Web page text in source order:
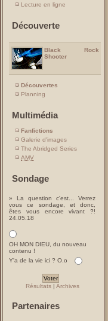
Lecture en ligne
Découverte
Black Rock
Shooter
Découvertes
Planning
Multimédia
Fanfictions
Galerie d'images
The Abridged Series
AMV
Sondage
» La question c'est... Verrez
vous ce sondage, et donc,
êtes vous encore vivant ?!
24.05.18
OH MON DIEU, du nouveau
contenu !
Y'a de la vie ici ? O.o
Résultats| Archives
Partenaires